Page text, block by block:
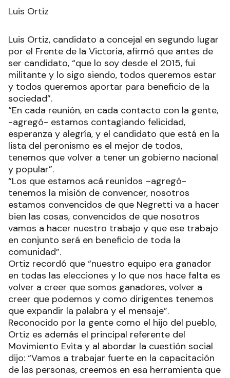
Luis Ortiz
Luis Ortiz, candidato a concejal en segundo lugar
por el Frente de la Victoria, afirmó que antes de
ser candidato, “que lo soy desde el 2015, fui
militante y lo sigo siendo, todos queremos estar
y todos queremos aportar para beneficio de la
sociedad”.
“En cada reunión, en cada contacto con la gente,
-agregó- estamos contagiando felicidad,
esperanza y alegría, y el candidato que está en la
lista del peronismo es el mejor de todos,
tenemos que volver a tener un gobierno nacional
y popular”.
“Los que estamos acá reunidos –agregó-
tenemos la misión de convencer, nosotros
estamos convencidos de que Negretti va a hacer
bien las cosas, convencidos de que nosotros
vamos a hacer nuestro trabajo y que ese trabajo
en conjunto será en beneficio de toda la
comunidad”.
Ortiz recordó que “nuestro equipo era ganador
en todas las elecciones y lo que nos hace falta es
volver a creer que somos ganadores, volver a
creer que podemos y como dirigentes tenemos
que expandir la palabra y el mensaje”.
Reconocido por la gente como el hijo del pueblo,
Ortiz es además el principal referente del
Movimiento Evita y al abordar la cuestión social
dijo: “Vamos a trabajar fuerte en la capacitación
de las personas, creemos en esa herramienta que